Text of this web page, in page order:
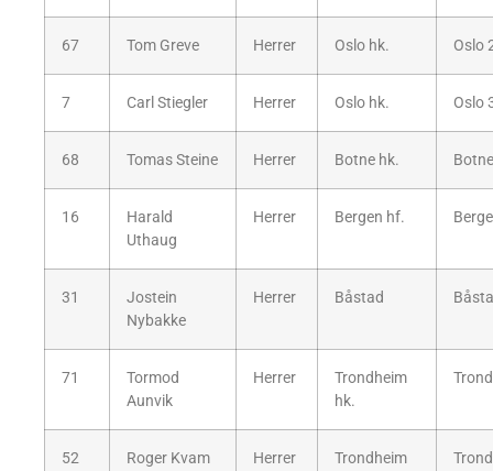
67 Tom Greve Herrer Oslo hk. Oslo
7 Carl Stiegler Herrer Oslo hk. Oslo
68 Tomas Steine Herrer Botne hk.
16
Harald
Uthaug
Herrer Bergen hf.
31
Jostein
Nybakke
Herrer Båstad
71
Tormod
Aunvik
Herrer
Trondheim
hk.
52 Roger Kvam Herrer Trondheim